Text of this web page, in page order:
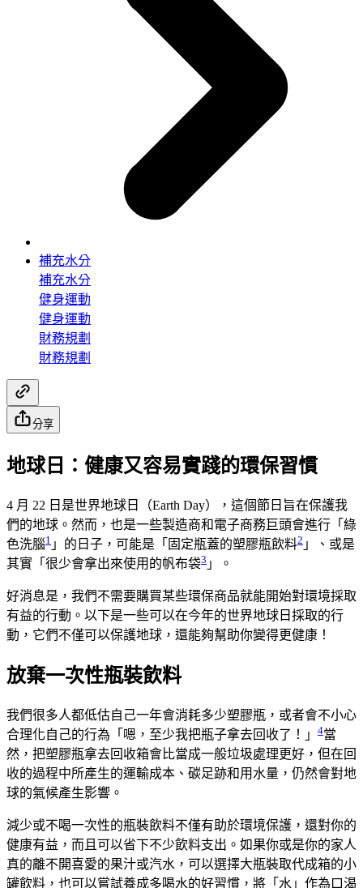
補充水分
補充水分
健身運動
健身運動
財務規劃
財務規劃
分享
地球日：健康又容易實踐的環保習慣
4 月 22 日是世界地球日（Earth Day），這個節日旨在保護我
們的地球。然而，也是一些製造商和電子商務巨頭會進行「綠
色洗腦1 」的日子，可能是「固定瓶蓋的塑膠瓶飲料2 」、或是
其實「很少會拿出來使用的帆布袋3 」。
好消息是，我們不需要購買某些環保商品就能開始對環境採取
有益的行動。以下是一些可以在今年的世界地球日採取的行
動，它們不僅可以保護地球，還能夠幫助你變得更健康！
放棄一次性瓶裝飲料
我們很多人都低估自己一年會消耗多少塑膠瓶，或者會不小心
合理化自己的行為「嗯，至少我把瓶子拿去回收了！」 4當
然，把塑膠瓶拿去回收箱會比當成一般垃圾處理更好，但在回
收的過程中所產生的運輸成本、碳足跡和用水量，仍然會對地
球的氣候產生影響。
減少或不喝一次性的瓶裝飲料不僅有助於環境保護，還對你的
健康有益，而且可以省下不少飲料支出。如果你或是你的家人
真的離不開喜愛的果汁或汽水，可以選擇大瓶裝取代成箱的小
罐飲料，也可以嘗試養成多喝水的好習慣，將「水」作為口渴